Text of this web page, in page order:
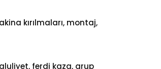
kırılmaları, montaj,
ferdi kaza, grup